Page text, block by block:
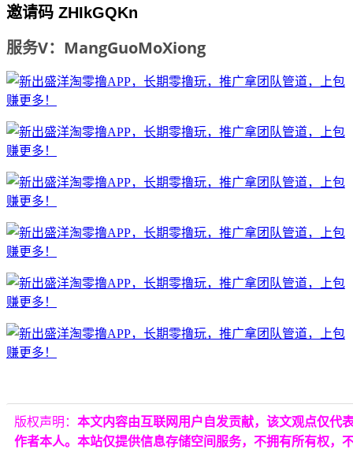
邀请码 ZHIkGQKn
服务V：MangGuoMoXiong
版权声明： 本文内容由互联网用户自发贡献，该文观点仅代
作者本人。本站仅提供信息存储空间服务，不拥有所有权，